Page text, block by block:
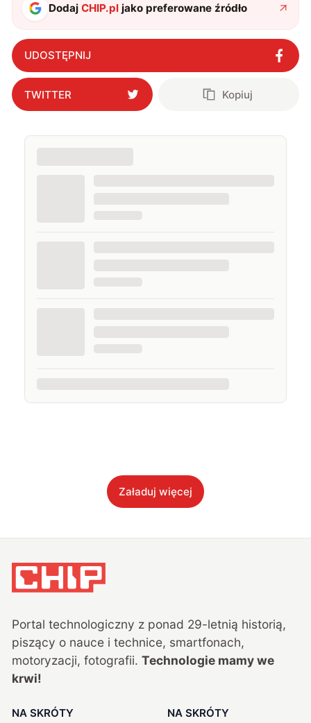
DodajCHIP.pl jako preferowane źródło
UDOSTĘPNIJ
TWITTER Kopiuj
Załaduj więcej
Portal technologiczny z ponad 29-letnią historią,
piszący o nauce i technice, smartfonach,
motoryzacji, fotografii. Technologie mamy we
krwi!
NA SKRÓTY NA SKRÓTY